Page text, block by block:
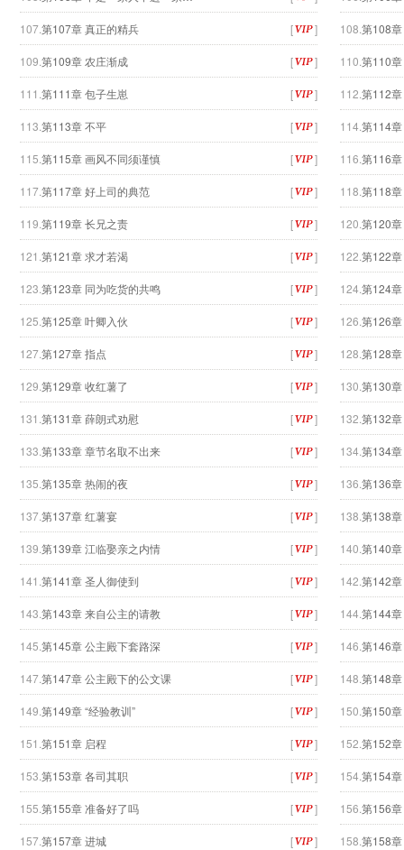
107.第107章 真正的精兵 [ ] 108. 第108
109. 第109章 农庄渐成 [ ] 110. 第110
111. 第111章 包子生崽 [ ] 112. 第112
113. 第113章 不平 [ ] 114. 第114
115. 第115章 画风不同须谨慎 [ ] 116. 第116
117.第117章 好上司的典范 [ ] 118. 第118
119. 第119章 长兄之责 [ ] 120. 第120
121. 第121章 求才若渴 [ ] 122. 第122
123. 第123章 同为吃货的共鸣 [ ] 124. 第124
125. 第125章 叶卿入伙 [ ] 126. 第126
127.第127章 指点 [ ] 128. 第128章
129. 第129章 收红薯了 [ ] 130. 第130
131. 第131章 薛朗式劝慰 [ ] 132. 第132
133. 第133章 章节名取不出来 [ ] 134. 第134
135. 第135章 热闹的夜 [ ] 136. 第136
137.第137章 红薯宴 [ ] 138. 第138
139. 第139章 江临娶亲之内情 [ ] 140. 第140
141. 第141章 圣人御使到 [ ] 142. 第142
143. 第143章 来自公主的请教 [ ] 144. 第144
145. 第145章 公主殿下套路深 [ ] 146. 第146
147.第147章 公主殿下的公文课 [ ] 148. 第148
149. 第149章 “经验教训” [ ] 150. 第150
151. 第151章 启程 [ ] 152. 第152
153. 第153章 各司其职 [ ] 154. 第154
155. 第155章 准备好了吗 [ ] 156. 第156
157.第157章 进城 [ ] 158. 第158